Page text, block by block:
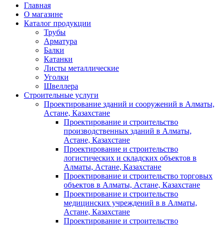
Главная
О магазине
Каталог продукции
Трубы
Арматура
Балки
Катанки
Листы металлические
Уголки
Швеллера
Строительные услуги
Проектирование зданий и сооружений в Алматы,
Астане, Казахстане
Проектирование и строительство
производственных зданий в Алматы,
Астане, Казахстане
Проектирование и строительство
логистических и складских объектов в
Алматы, Астане, Казахстане
Проектирование и строительство торговых
объектов в Алматы, Астане, Казахстане
Проектирование и строительство
медицинских учреждений в в Алматы,
Астане, Казахстане
Проектирование и строительство